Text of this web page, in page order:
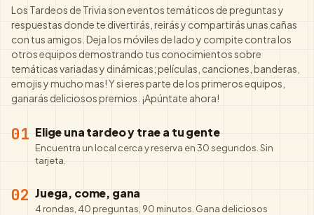
Los Tardeos de Trivia son eventos temáticos de preguntas y
respuestas donde te divertirás, reirás y compartirás unas cañas
con tus amigos. Deja los móviles de lado y compite contra los
otros equipos demostrando tus conocimientos sobre
temáticas variadas y dinámicas; películas, canciones, banderas,
emojis y mucho mas! Y si eres parte de los primeros equipos,
ganarás deliciosos premios. ¡Apúntate ahora!
01 Elige una tardeo y trae a tu gente
Encuentra un local cerca y reserva en 30 segundos. Sin
tarjeta.
02 Juega, come, gana
4 rondas, 40 preguntas, 90 minutos. Gana deliciosos